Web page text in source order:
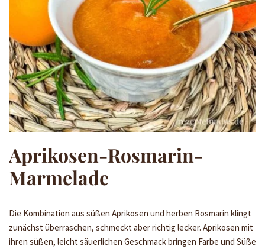
Aprikosen-Rosmarin-
Marmelade
Die Kombination aus süßen Aprikosen und herben Rosmarin klingt
zunächst überraschen, schmeckt aber richtig lecker. Aprikosen mit
ihren süßen, leicht säuerlichen Geschmack bringen Farbe und Süße